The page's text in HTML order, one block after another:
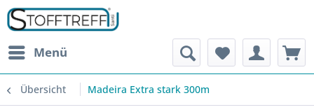
Menü
Übersicht Madeira Extra stark 300m